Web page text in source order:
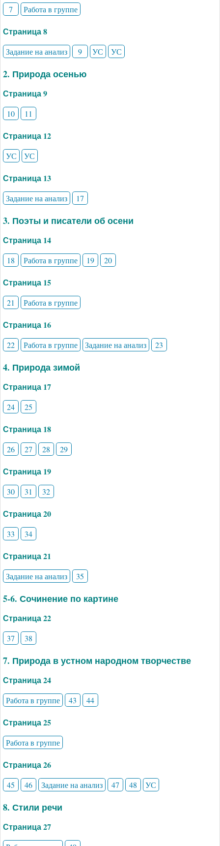
7 Работа в группе
Страница 8
Задание на анализ 9 УС УС
2. Природа осенью
Страница 9
10 11
Страница 12
УС УС
Страница 13
Задание на анализ 17
3. Поэты и писатели об осени
Страница 14
18 Работа в группе 19 20
Страница 15
21 Работа в группе
Страница 16
22 Работа в группе Задание на анализ 23
4. Природа зимой
Страница 17
24 25
Страница 18
26 27 28 29
Страница 19
30 31 32
Страница 20
33 34
Страница 21
Задание на анализ 35
5-6. Сочинение по картине
Страница 22
37 38
7. Природа в устном народном творчестве
Страница 24
Работа в группе 43 44
Страница 25
Работа в группе
Страница 26
45 46 Задание на анализ 47 48 УС
8. Стили речи
Страница 27